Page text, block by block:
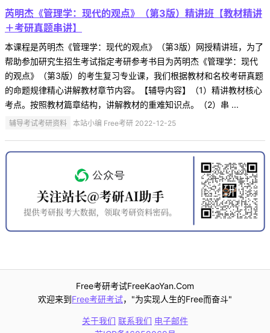
芮明杰《管理学：现代的观点》（第3版）精讲班【教材精讲
＋考研真题串讲】
本课程是芮明杰《管理学：现代的观点》（第3版）网授精讲班，为了
帮助参加研究生招生考试指定考研参考书目为芮明杰《管理学：现代
的观点》（第3版）的考生复习专业课，我们根据教材和名校考研真题
的命题规律精心讲解教材章节内容。【辅导内容】（1）精讲教材核心
考点。按照教材篇章结构，讲解教材的重难知识点。（2）串 ...
辅导考试考研资料 本站小编 Free考研 2022-12-25
Free考研考试FreeKaoYan.Com
欢迎来到Free考研考试，"为实现人生的Free而奋斗"
关于我们 联系我们 电子邮件